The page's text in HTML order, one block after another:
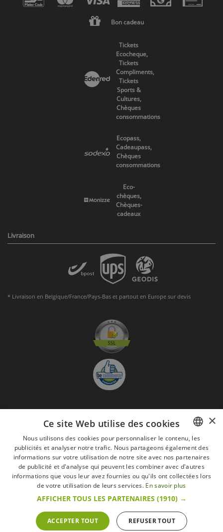
Bon cadeau
Tickets
Ecocheque,
Tickets
Compliments,
Tickets
Sports &
Cultures,
Chèques
consommations
Ecopass,
Cadeaupass,
Chèques
consommations
Eco-
chèques,
Chèques-
cadeaux
Livraison
* Livraison en Belgique/France/Pays-Bas et partout en Europe sur devis
S'abonner à la Newsletter
Je suis d'accord avec les Mentions légales
Toutes les marques Conditions générales
Mentions légales
Retour & Droit de rétractation
FAQ Recrutement
s'entendent toutes taxes comprises.
Conformément au livre VI « Pratiques du marché et protection du consommateur » du
Code belge de droit économique.
Le Client agissant en tant que consommateur dispose d’un droit de
FRENCH
DUTCH
×
Ce site Web utilise des cookies
Nous utilisons des cookies pour personnaliser le contenu, les
publicités et analyser notre trafic. Nous partageons également des
informations sur votre utilisation de notre site avec nos partenaires
de publicité et d'analyse qui peuvent les combiner avec d'autres
informations que vous leur avez fournies ou qu'ils ont collectées lors
de votre utilisation de leurs services. En savoir plus
AFFICHER TOUS LES PARTENAIRES (1910) →
ACCEPTER TOUT REFUSER TOUT